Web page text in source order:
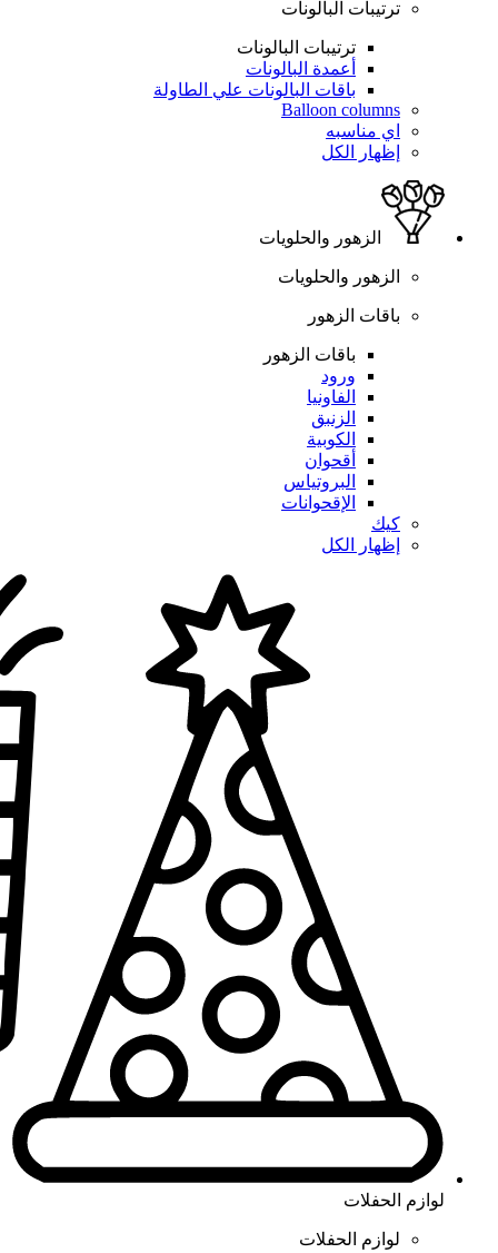
ترتيبات البالونات
ترتيبات البالونات
أعمدة البالونات
باقات البالونات علي الطاولة
Balloon columns
اي مناسبه
إظهار الكل
الزهور والحلويات
الزهور والحلويات
باقات الزهور
باقات الزهور
ورود
الفاونيا
الزنبق
الكوبية
أقحوان
البروتياس
الإقحوانات
كيك
إظهار الكل
لوازم الحفلات
لوازم الحفلات